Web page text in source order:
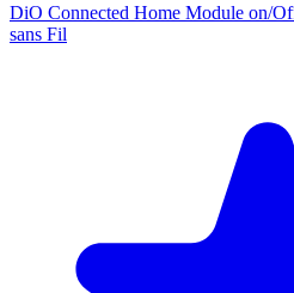
DiO Connected Home Module on/
sans Fil